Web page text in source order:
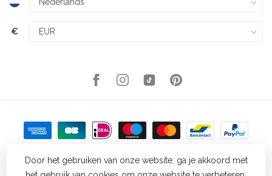
€
Door het gebruiken van onze website, ga je akkoord met